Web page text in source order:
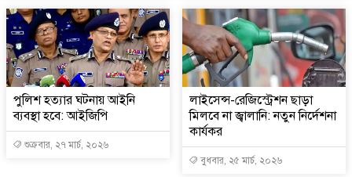
পুলিশ হত্যার ঘটনায় আইনি
ব্যবস্থা হবে: আইজিপি
শুক্রবার, ২৭ মার্চ, ২০২৬
লাইসেন্স-রেজিস্ট্রেশন ছাড়া
মিলবে না জ্বালানি: নতুন নির্দেশনা
কার্যকর
বুধবার, ২৫ মার্চ, ২০২৬